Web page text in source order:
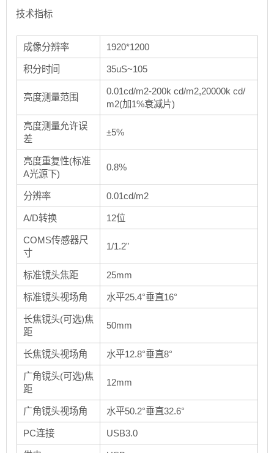
技术指标
成像分辨率 1920*1200
积分时间 35uS~105
亮度测量范围
0.01cd/m2-200k cd/m2,20000k cd/
m2(加1%衰减片)
亮度测量允许误
差
±5%
亮度重复性(标准
A光源下)
0.8%
分辨率 0.01cd/m2
A/D转换 12位
COMS传感器尺
寸
1/1.2"
标准镜头焦距 25mm
标准镜头视场角 水平25.4°垂直16°
长焦镜头(可选)焦
距
50mm
长焦镜头视场角 水平12.8°垂直8°
广角镜头(可选)焦
距
12mm
广角镜头视场角 水平50.2°垂直32.6°
PC连接 USB3.0